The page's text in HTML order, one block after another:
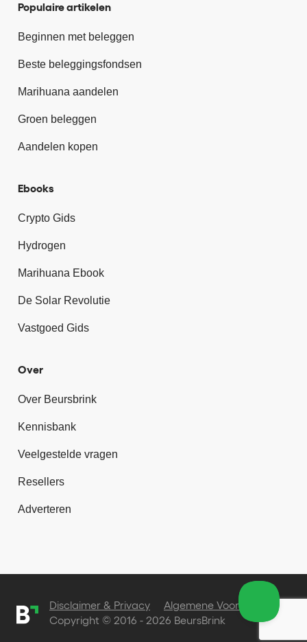
Populaire artikelen
Beginnen met beleggen
Beste beleggingsfondsen
Marihuana aandelen
Groen beleggen
Aandelen kopen
Ebooks
Crypto Gids
Hydrogen
Marihuana Ebook
De Solar Revolutie
Vastgoed Gids
Over
Over Beursbrink
Kennisbank
Veelgestelde vragen
Resellers
Adverteren
Copyright © 2016 - 2026 BeursBrink
Disclaimer & Privacy Algemene Voorwaarden